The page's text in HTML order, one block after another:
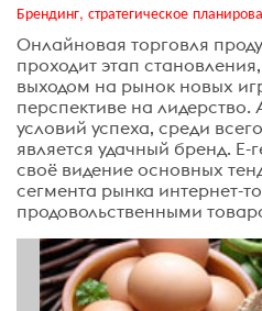
Брендинг, стратегическое
Онлайновая торговля
проходит этап
выходом на рынок новых
перспективе на
условий успеха, среди
является удачный бренд. Е-
своё видение основных
сегмента рынка интернет-
продовольственными